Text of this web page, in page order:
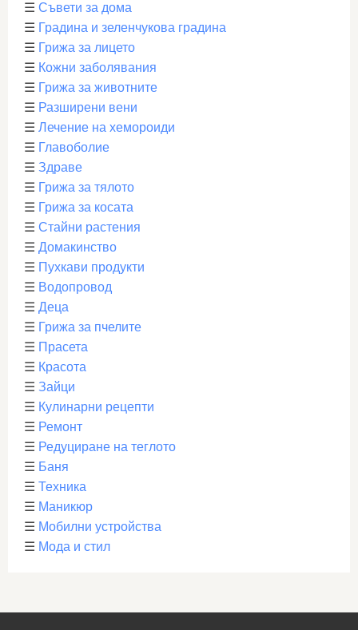
☰ Съвети за дома
☰ Градина и зеленчукова градина
☰ Грижа за лицето
☰ Кожни заболявания
☰ Грижа за животните
☰ Разширени вени
☰ Лечение на хемороиди
☰ Главоболие
☰ Здраве
☰ Грижа за тялото
☰ Грижа за косата
☰ Стайни растения
☰ Домакинство
☰ Пухкави продукти
☰ Водопровод
☰ Деца
☰ Грижа за пчелите
☰ Прасета
☰ Красота
☰ Зайци
☰ Кулинарни рецепти
☰ Ремонт
☰ Редуциране на теглото
☰ Баня
☰ Техника
☰ Маникюр
☰ Мобилни устройства
☰ Мода и стил